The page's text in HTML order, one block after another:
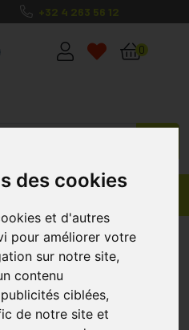
des cookies
et d'autres
pour améliorer votre
sur notre site,
contenu
ciblées,
de notre site et
+32 4 263 56 12
ma santé, mes
0
Avoine Banane